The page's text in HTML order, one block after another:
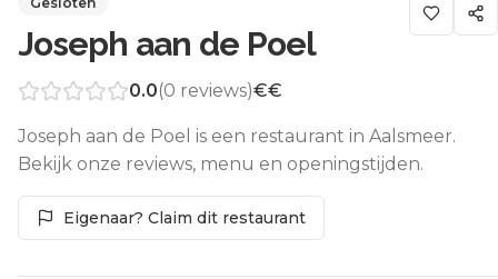
Joseph aan de Poel
0.0(0 reviews)€€
Joseph aan de Poel is een restaurant in Aalsmeer.
Bekijk onze reviews, menu en openingstijden.
Eigenaar? Claim dit restaurant